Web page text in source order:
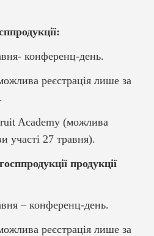
конференц-день.
реєстрація лише за
Academy (можлива
участі 27 травня).
продукції
– конференц-день.
реєстрація лише за